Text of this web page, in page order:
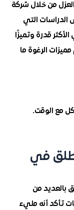
خلال شركة
التي
وتميزًا
ما
في
من
مليء